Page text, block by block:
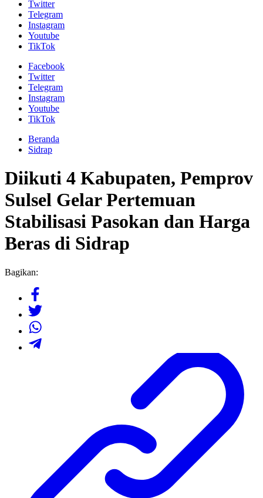
Twitter
Telegram
Instagram
Youtube
TikTok
Facebook
Twitter
Telegram
Instagram
Youtube
TikTok
Beranda
Sidrap
Diikuti 4 Kabupaten, Pemprov
Sulsel Gelar Pertemuan
Stabilisasi Pasokan dan Harga
Beras di Sidrap
Bagikan: